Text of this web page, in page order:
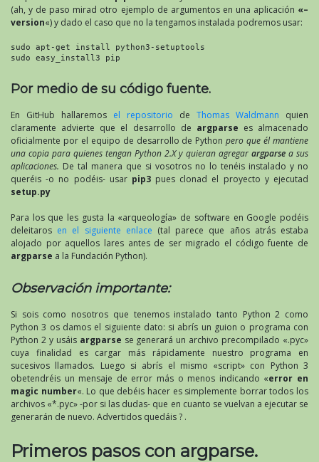
(ah, y de paso mirad otro ejemplo de argumentos en una aplicación «–
version«) y dado el caso que no la tengamos instalada podremos usar:
sudo apt-get install python3-setuptools
sudo easy_install3 pip
Por medio de su código fuente.
En GitHub hallaremos el repositorio de Thomas Waldmann quien
claramente advierte que el desarrollo de argparse es almacenado
oficialmente por el equipo de desarrollo de Pythonpero que él mantiene
una copia para quienes tengan Python 2.X y quieran agregar argparse a sus
aplicaciones. De tal manera que si vosotros no lo tenéis instalado y no
queréis -o no podéis- usar pip3pues clonad el proyecto y ejecutad
setup.py
Para los que les gusta la «arqueología» de software en Google podéis
deleitaros en el siguiente enlace (tal parece que años atrás estaba
alojado por aquellos lares antes de ser migrado el código fuente de
argparse a la Fundación Python).
Observación importante:
Si sois como nosotros que tenemos instalado tanto Python 2 como
Python 3 os damos el siguiente dato: si abrís un guion o programa con
Python 2 y usáis argparse se generará un archivo precompilado «.pyc»
cuya finalidad es cargar más rápidamente nuestro programa en
sucesivos llamados. Luego si abrís el mismo «script» con Python 3
obetendréis un mensaje de error más o menos indicando «error en
magic number«. Lo que debéis hacer es simplemente borrar todos los
archivos «*.pyc» -por si las dudas- que en cuanto se vuelvan a ejecutar se
generarán de nuevo. Advertidos quedáis ? .
Primeros pasos con argparse.